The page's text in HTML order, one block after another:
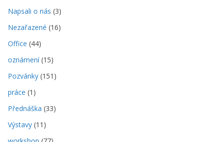
Napsali o nás (3)
Nezařazené (16)
Office (44)
oznámení(15)
Pozvánky (151)
práce (1)
Přednáška (33)
Výstavy (11)